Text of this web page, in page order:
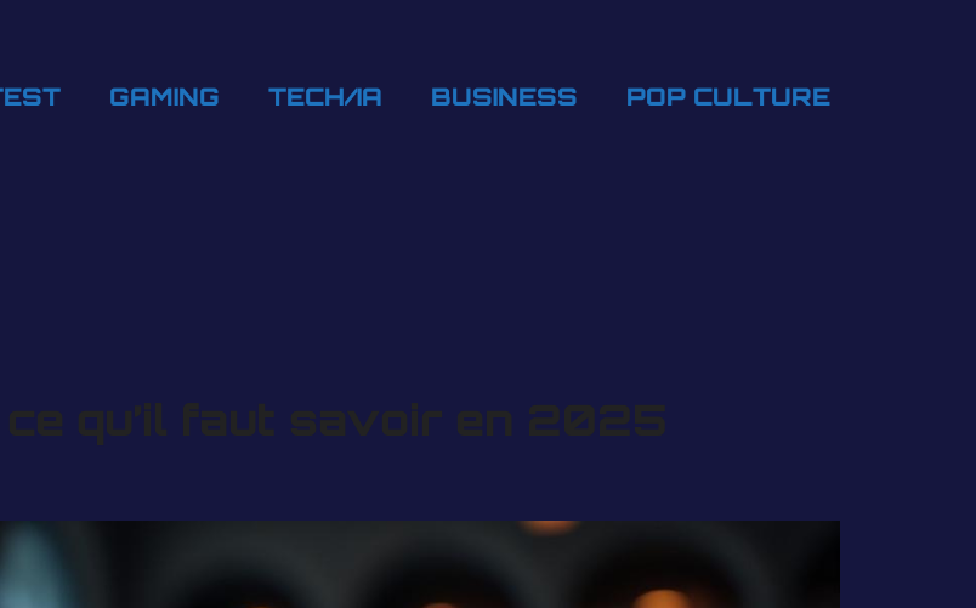
GAMING TECH/IA BUSINESS POP CULTURE
qu’il faut savoir en 2025